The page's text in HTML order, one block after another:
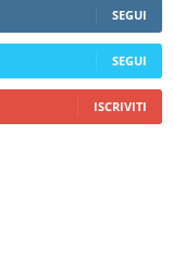
SEGUI
SEGUI
ISCRIVITI